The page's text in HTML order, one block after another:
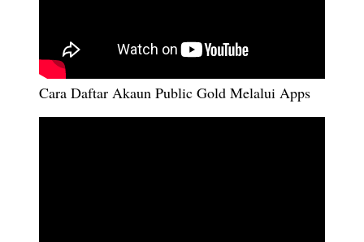
Cara Daftar Akaun Public Gold Melalui Apps